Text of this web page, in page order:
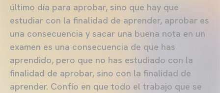
último día para aprobar, sino que hay que
estudiar con la finalidad de aprender, aprobar es
una consecuencia y sacar una buena nota en un
examen es una consecuencia de que has
aprendido, pero que no has estudiado con la
finalidad de aprobar, sino con la finalidad de
aprender. Confío en que todo el trabajo que se